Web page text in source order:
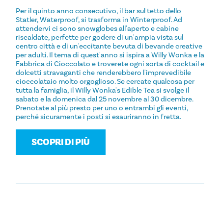
Per il quinto anno consecutivo, il bar sul tetto dello
Statler, Waterproof, si trasforma in Winterproof. Ad
attendervi ci sono snowglobes all'aperto e cabine
riscaldate, perfette per godere di un'ampia vista sul
centro città e di un'eccitante bevuta di bevande creative
per adulti. Il tema di quest'anno si ispira a Willy Wonka e la
Fabbrica di Cioccolato e troverete ogni sorta di cocktail e
dolcetti stravaganti che renderebbero l'imprevedibile
cioccolataio molto orgoglioso. Se cercate qualcosa per
tutta la famiglia, il Willy Wonka's Edible Tea si svolge il
sabato e la domenica dal 25 novembre al 30 dicembre.
Prenotate al più presto per uno o entrambi gli eventi,
perché sicuramente i posti si esauriranno in fretta.
SCOPRI DI PIÙ